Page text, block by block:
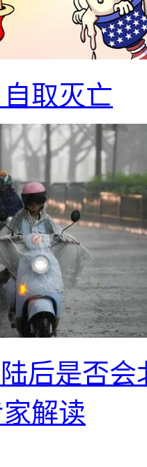
取灭亡
后是否
解读